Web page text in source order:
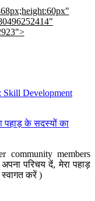
Skill Development
पहाड़ के सदस्यों का
community members
परिचय दें, मेरा पहाड़
करें )